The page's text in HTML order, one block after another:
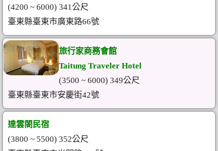
(4200 ~ 6000) 341公尺
臺東縣臺東市廣東路66號
旅行家商務會館
Taitung Traveler Hotel
(3500 ~ 6000) 349公尺
臺東縣臺東市安慶街42號
達雲閤民宿
(3800 ~ 5500) 352公尺